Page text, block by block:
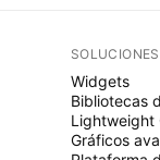
Widgets
Bibliotecas
Lightweight
Gráficos